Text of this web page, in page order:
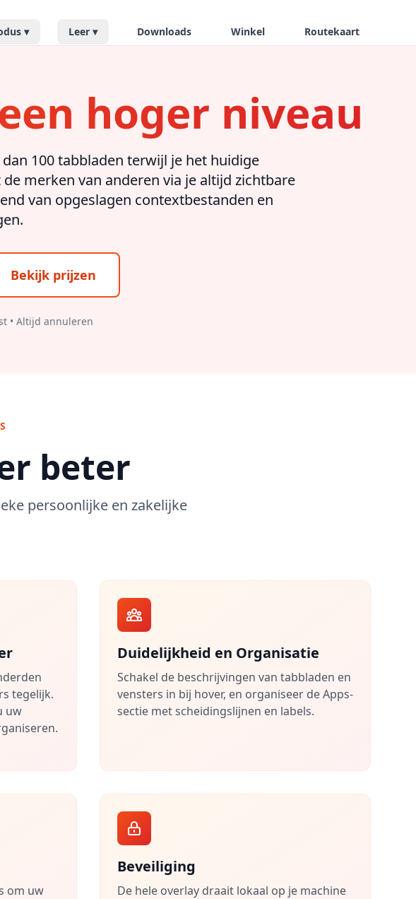
▾ Leer ▾ Downloads Winkel Routekaart
hoger niveau
100 tabbladen terwijl je het huidige
merken van anderen via je altijd zichtbare
van opgeslagen contextbestanden en
Bekijk prijzen
• Altijd annuleren
beter
persoonlijke en zakelijke
tegelijk.
uw
Duidelijkheid en Organisatie
Schakel de beschrijvingen van tabbladen en
vensters in bij hover, en organiseer de Apps-
sectie met scheidingslijnen en labels.
om uw
Beveiliging
De hele overlay draait lokaal op je machine